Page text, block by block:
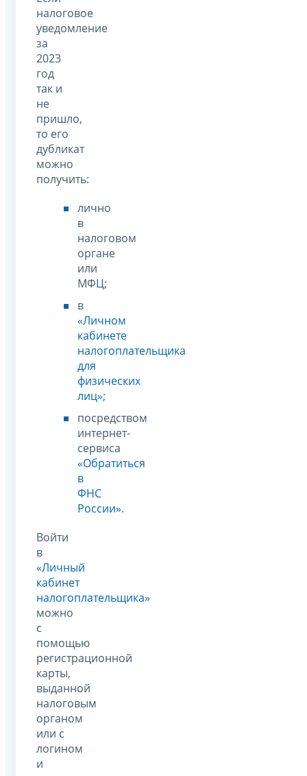
налоговое
уведомление
за
2023
год
так и
не
пришло,
то его
дубликат
можно
получить:
лично
в
налоговом
органе
или
МФЦ;
в
«Личном
кабинете
налогоплательщика
для
физических
лиц»;
посредством
интернет-
сервиса
«Обратиться
в
ФНС
России».
Войти
в
«Личный
кабинет
налогоплательщика»
можно
с
помощью
регистрационной
карты,
выданной
налоговым
органом
или с
логином
и